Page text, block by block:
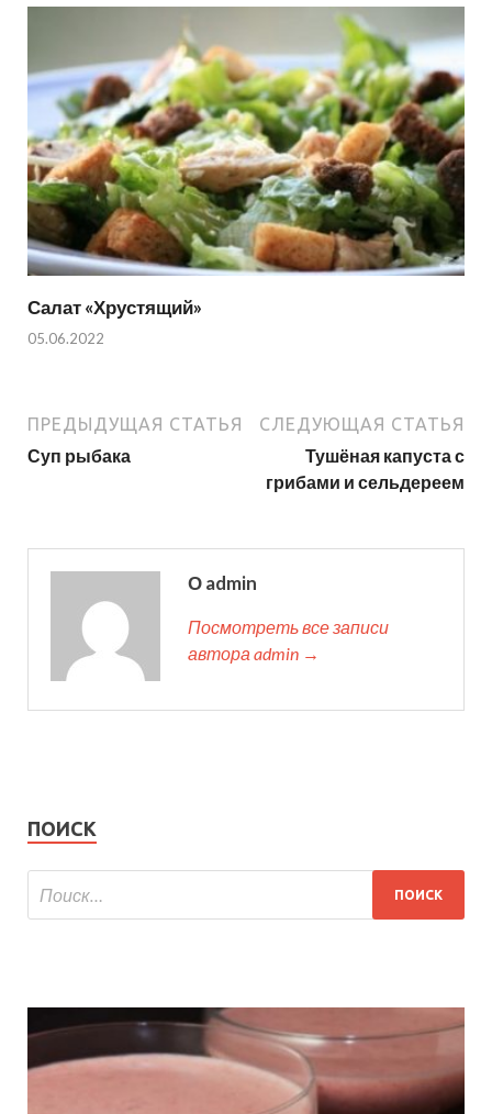
Салат «Хрустящий»
05.06.2022
ПРЕДЫДУЩАЯ СТАТЬЯ
Суп рыбака
СЛЕДУЮЩАЯ СТАТЬЯ
Тушёная капуста с
грибами и сельдереем
О admin
Посмотреть все записи
автора admin →
ПОИСК